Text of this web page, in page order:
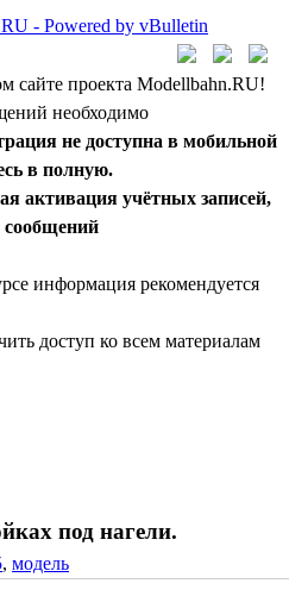
сайте проекта Modellbahn.RU!
необходимо
не доступна в мобильной
в полную.
активация учётных записей,
информация рекомендуется
доступ ко всем материалам
под нагели.
, модель